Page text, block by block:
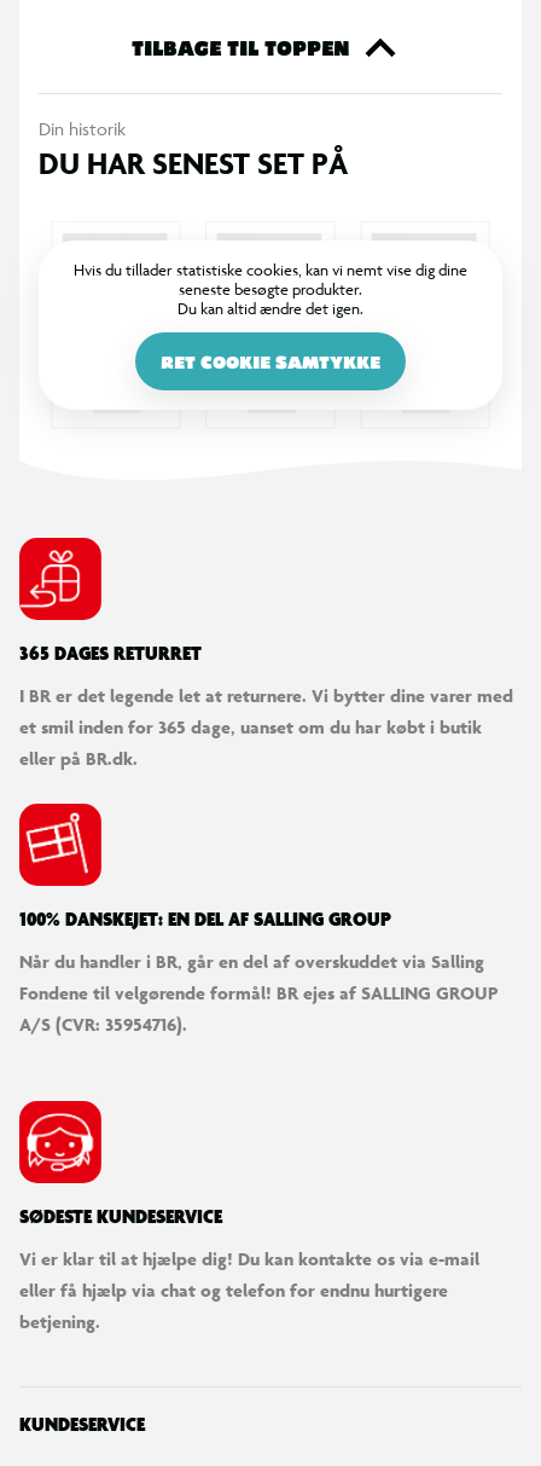
TILBAGE TIL TOPPEN
Din historik
DU HAR SENEST SET PÅ
Hvis du tillader statistiske cookies, kan vi nemt vise dig dine
seneste besøgte produkter.
Du kan altid ændre det igen.
RET COOKIE SAMTYKKE
365 DAGES RETURRET
I BR er det legende let at returnere. Vi bytter dine varer med
et smil inden for 365 dage, uanset om du har købt i butik
eller på BR.dk.
100% DANSKEJET: EN DEL AF SALLING GROUP
Når du handler i BR, går en del af overskuddet via Salling
Fondene til velgørende formål! BR ejes af SALLING GROUP
A/S (CVR: 35954716).
SØDESTE KUNDESERVICE
Vi er klar til at hjælpe dig! Du kan kontakte os via e-mail
eller få hjælp via chat og telefon for endnu hurtigere
betjening.
KUNDESERVICE